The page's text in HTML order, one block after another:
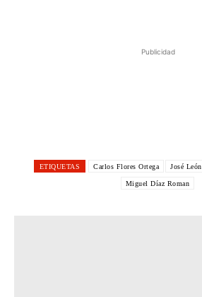
Publicidad
ETIQUETAS Carlos Flores Ortega José León
Miguel Díaz Roman